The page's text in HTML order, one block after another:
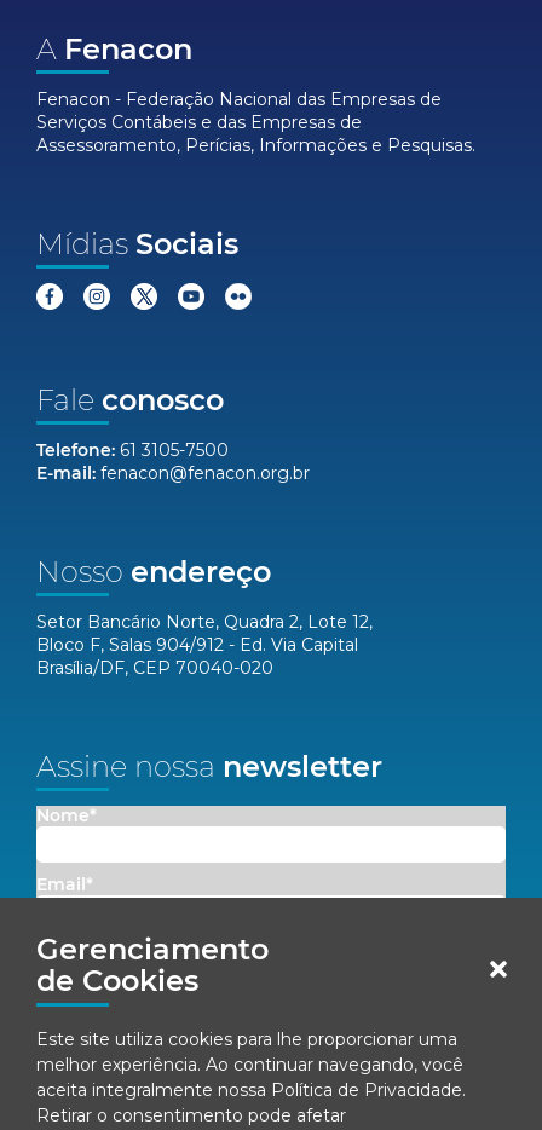
Gerenciamento
de Cookies
Este site utiliza cookies para lhe proporcionar uma
melhor experiência. Ao continuar navegando, você
aceita integralmente nossa Política de Privacidade.
Retirar o consentimento pode afetar
A Fenacon
Fenacon - Federação Nacional das Empresas de
Serviços Contábeis e das Empresas de
Assessoramento, Perícias, Informações e Pesquisas.
Mídias Sociais
Fale conosco
Telefone: 61 3105-7500
E-mail: fenacon@fenacon.org.br
Nosso endereço
Setor Bancário Norte, Quadra 2, Lote 12,
Bloco F, Salas 904/912 - Ed. Via Capital
Brasília/DF, CEP 70040-020
Assine nossa newsletter
Nome*
Email*
Concordo em receber comunicações da Fenacon.
Ao se inscrever, você concorda com nossa Política de Privacidade